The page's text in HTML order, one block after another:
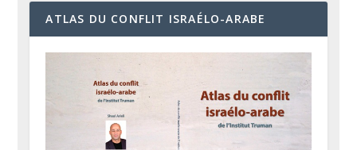
ATLAS DU CONFLIT ISRAÉLO-ARABE